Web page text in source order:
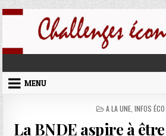
Skip to content
challenges economiques
MENU
POSTED IN
A LA UNE, INFOS ÉCO
La BNDE aspire à